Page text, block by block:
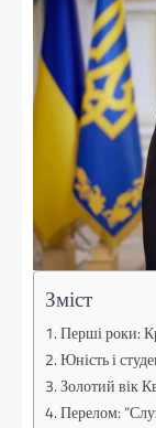
Зміст
Перші роки:
Юність і
Золотий вік
Перелом: